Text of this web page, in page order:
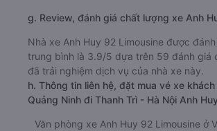
g. Review, đánh giá chất lượng xe Anh
Nhà xe Anh Huy 92 Limousine được
trung bình là 3.9/5 dựa trên 59 đánh giá
đã trải nghiệm dịch vụ của nhà xe này.
h. Thông tin liên hệ, đặt mua vé xe
Quảng Ninh đi Thanh Trì - Hà Nội Anh
Văn phòng xe Anh Huy 92 Limousine ở